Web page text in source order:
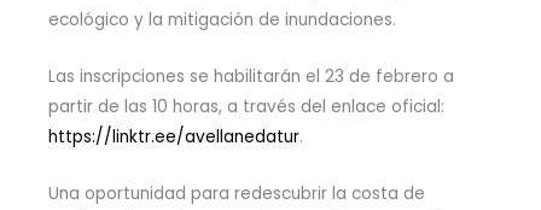
ecológico y la mitigación de inundaciones.
Las inscripciones se habilitarán el 23 de febrero a
partir de las 10 horas, a través del enlace oficial:
https://linktr.ee/avellanedatur.
Una oportunidad para redescubrir la costa de